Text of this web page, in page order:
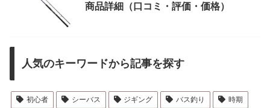
商品詳細（口コミ・評価・価格）
人気のキーワードから記事を探す
初心者 シーバス ジギング バス釣り 時期